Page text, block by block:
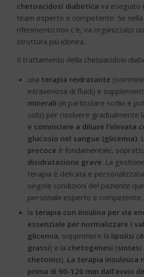
chetoacidosi diabetica va eseguito
team esperto e competente. Se
riferimento non c’è, va organizzato
struttura più idonea.
Il trattamento della chetoacidosi
una terapia reidratante
intravenosa di fluidi) e
minerali (in particolare sodio e
solo) per risolvere gradualmente
e cominciare a diluire l’elevata
glucosio nel sangue (glicemia).
precoce è fondamentale,
disidratazione grave. La
terapia è delicata e
singole condizioni del paziente
personale esperto e competente;
la terapia con insulina per via
essenziale per normalizzare i
glicemia, sopprimere la lipolisi (
grassi) e la chetogenesi (sintesi
chetonici). La terapia insulinica
prima di 90-120 min dall’avvio